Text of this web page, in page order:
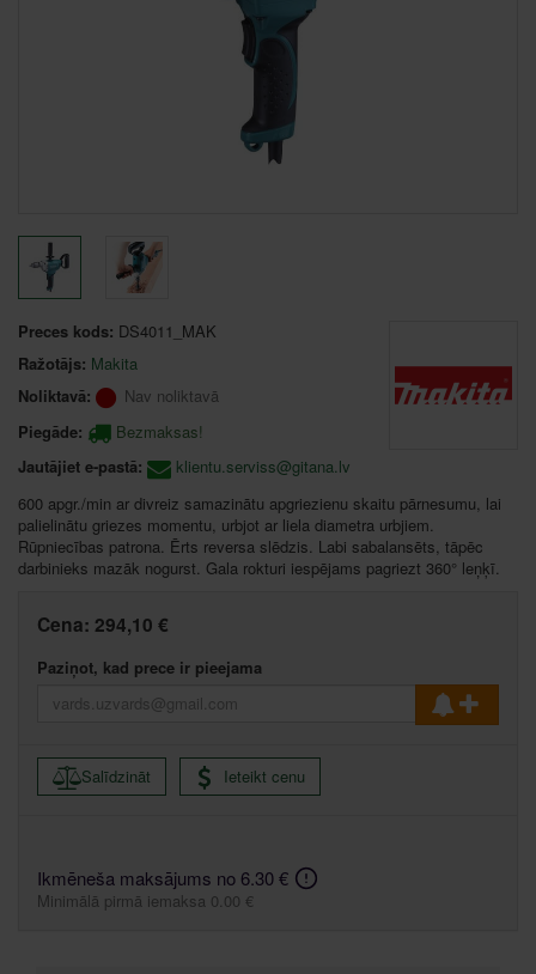
Preces kods: DS4011_MAK
Ražotājs: Makita
Noliktavā:
Nav noliktavā
Piegāde:
Bezmaksas!
Jautājiet e-pastā:
klientu.serviss@gitana.lv
600 apgr./min ar divreiz samazinātu apgriezienu skaitu pārnesumu, lai
palielinātu griezes momentu, urbjot ar liela diametra urbjiem.
Rūpniecības patrona. Ērts reversa slēdzis. Labi sabalansēts, tāpēc
darbinieks mazāk nogurst. Gala rokturi iespējams pagriezt 360° leņķī.
Cena: 294,10 €
Paziņot, kad prece ir pieejama
Salīdzināt Ieteikt cenu
Ikmēneša maksājums no 6.30 €
Minimālā pirmā iemaksa 0.00 €